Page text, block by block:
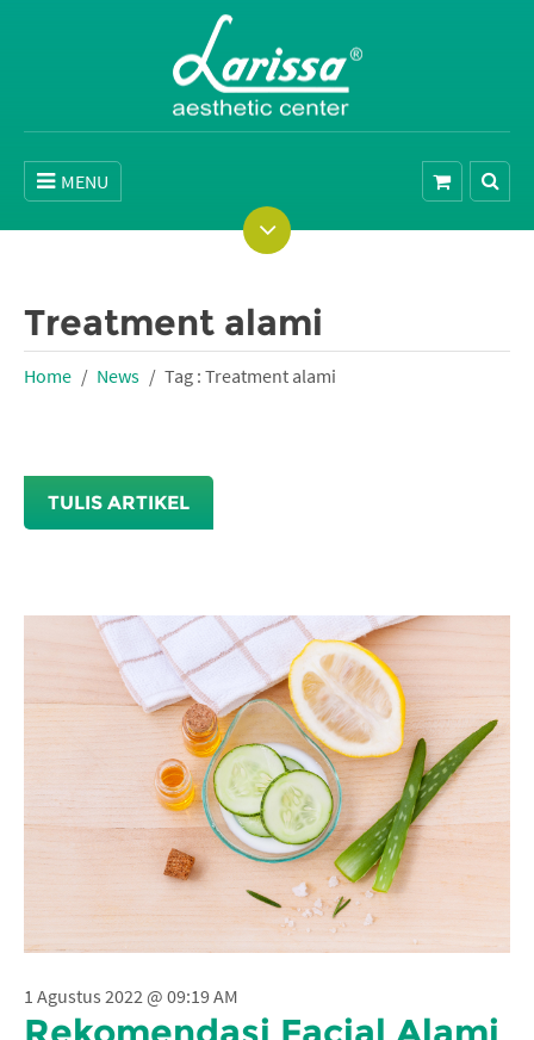
MENU
Treatment alami
Home News Tag : Treatment alami
TULIS ARTIKEL
1 Agustus 2022 @ 09:19 AM